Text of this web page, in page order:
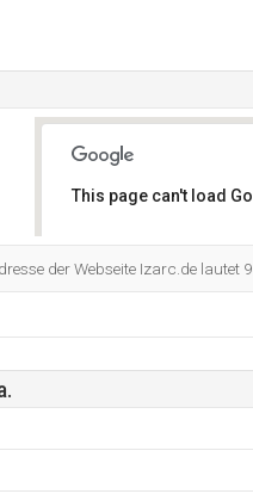
This page can't load
der Webseite Izarc.de lautet